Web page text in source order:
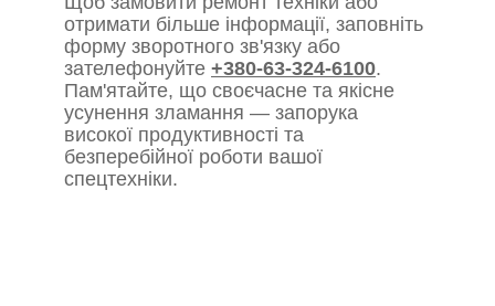
отримати більше інформації, заповніть
форму зворотного зв'язку або
зателефонуйте +380-63-324-6100.
Пам'ятайте, що своєчасне та якісне
усунення зламання — запорука
високої продуктивності та
безперебійної роботи вашої
спецтехніки.